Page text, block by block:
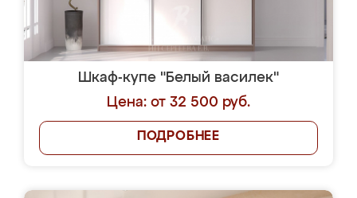
Шкаф-купе "Белый василек"
Цена: от 32 500 руб.
ПОДРОБНЕЕ